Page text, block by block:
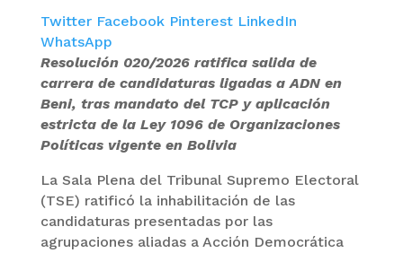
Twitter Facebook Pinterest LinkedIn
WhatsApp
Resolución 020/2026 ratifica salida de
carrera de candidaturas ligadas a ADN en
Beni, tras mandato del TCP y aplicación
estricta de la Ley 1096 de Organizaciones
Políticas vigente en Bolivia
La Sala Plena del Tribunal Supremo Electoral
(TSE) ratificó la inhabilitación de las
candidaturas presentadas por las
agrupaciones aliadas a Acción Democrática